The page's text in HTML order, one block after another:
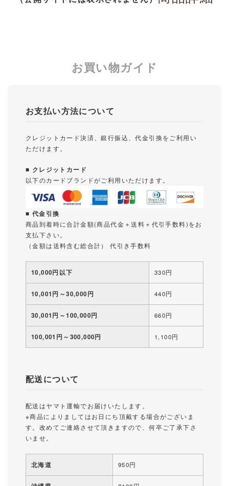
お買い物ガイド
お支払い方法について
クレジットカード決済、銀行振込、代金引換をご利用い
ただけます。
■ クレジットカード
以下のカードブランドがご利用いただけます。
■ 代金引換
商品到着時に合計金額(商品代金＋送料＋代引手数料)をお
支払下さい。
（金額は送料含む総合計） 代引き手数料
10,000円以下 330円
10,001円～30,000円 440円
30,001円～100,000円 660円
100,001円～300,000円 1,100円
配送について
配送はヤマト運輸でお届けいたします。
※商品によりましてはお日にち頂戴する場合がございま
す。改めてご連絡させて頂きますので、何卒ご了承下さ
いませ。
北海道 950円